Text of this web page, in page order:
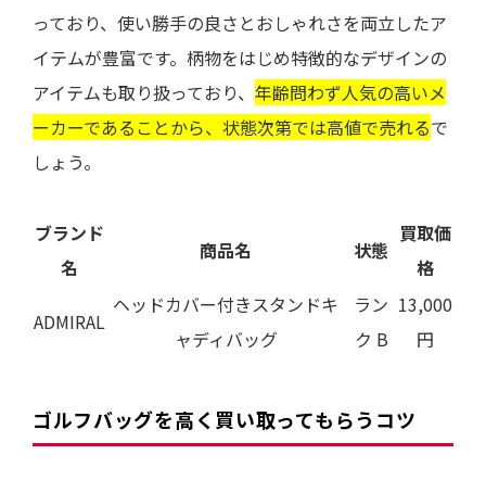
っており、使い勝手の良さとおしゃれさを両立したア
イテムが豊富です。柄物をはじめ特徴的なデザインの
アイテムも取り扱っており、 年齢問わず人気の高いメ
ーカーであることから、状態次第では高値で売れるで
しょう。
ブランド
名
商品名 状態
買取価
格
ADMIRAL
ヘッドカバー付きスタンドキ
ャディバッグ
ラン
ク B
13,000
円
ゴルフバッグを高く買い取ってもらうコツ